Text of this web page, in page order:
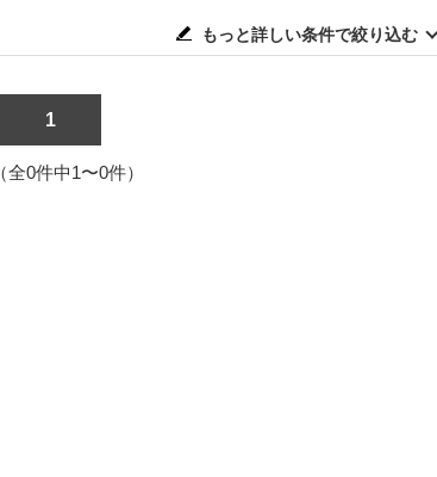
もっと詳しい条件で絞り込む
1
全0件中1〜0件）